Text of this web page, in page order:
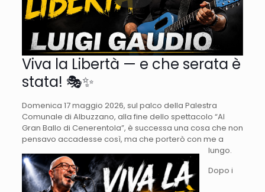
Viva la Libertà — e che serata è
stata! 🎭✨
Domenica 17 maggio 2026, sul palco della Palestra
Comunale di Albuzzano, alla fine dello spettacolo “Al
Gran Ballo di Cenerentola”, è successa una cosa che non
pensavo accadesse così, ma che porterò con me a
lungo.
Dopo i